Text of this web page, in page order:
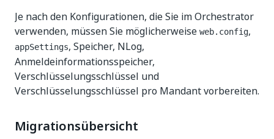
Je nach den Konfigurationen, die Sie im Orchestrator
verwenden, müssen Sie möglicherweise web.config,
appSettings, Speicher, NLog,
Anmeldeinformationsspeicher,
Verschlüsselungsschlüssel und
Verschlüsselungsschlüssel pro Mandant vorbereiten.
Migrationsübersicht